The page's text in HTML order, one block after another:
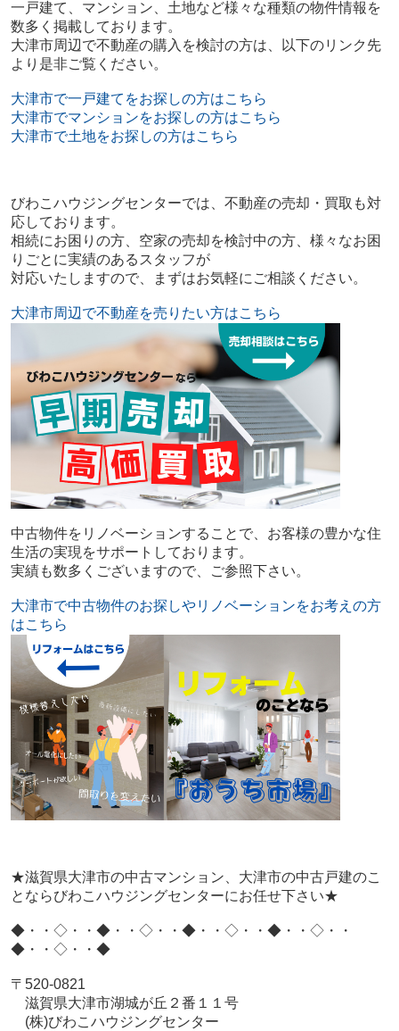
一戸建て、マンション、土地など様々な種類の物件情報を
数多く掲載しております。
大津市周辺で不動産の購入を検討の方は、以下のリンク先
より是非ご覧ください。
大津市で一戸建てをお探しの方はこちら
大津市でマンションをお探しの方はこちら
大津市で土地をお探しの方はこちら
びわこハウジングセンターでは、不動産の売却・買取も対
応しております。
相続にお困りの方、空家の売却を検討中の方、様々なお困
りごとに実績のあるスタッフが
対応いたしますので、まずはお気軽にご相談ください。
大津市周辺で不動産を売りたい方はこちら
中古物件をリノベーションすることで、お客様の豊かな住
生活の実現をサポートしております。
実績も数多くございますので、ご参照下さい。
大津市で中古物件のお探しやリノベーションをお考えの方
はこちら
★滋賀県大津市の中古マンション、大津市の中古戸建のこ
とならびわこハウジングセンターにお任せ下さい★
◆・・◇・・◆・・◇・・◆・・◇・・◆・・◇・・
◆・・◇・・◆
〒520-0821
滋賀県大津市湖城が丘２番１１号
(株)びわこハウジングセンター